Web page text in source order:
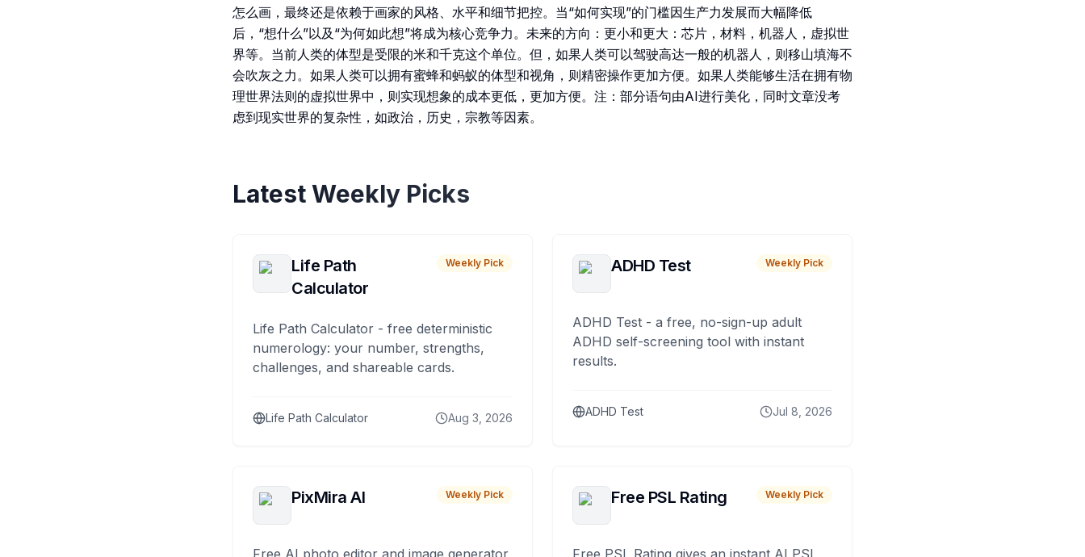
怎么画，最终还是依赖于画家的风格、水平和细节把控。当“如何实现”的门槛因生产力发展而大幅降低
后，“想什么”以及“为何如此想”将成为核心竞争力。未来的方向：更小和更大：芯片，材料，机器人，虚拟世
界等。当前人类的体型是受限的米和千克这个单位。但，如果人类可以驾驶高达一般的机器人，则移山填海不
会吹灰之力。如果人类可以拥有蜜蜂和蚂蚁的体型和视角，则精密操作更加方便。如果人类能够生活在拥有物
理世界法则的虚拟世界中，则实现想象的成本更低，更加方便。注：部分语句由AI进行美化，同时文章没考
虑到现实世界的复杂性，如政治，历史，宗教等因素。
Latest Weekly Picks
Life Path
Calculator
Weekly Pick
Life Path Calculator - free deterministic
numerology: your number, strengths,
challenges, and shareable cards.
Life Path Calculator Aug 3, 2026
ADHD Test Weekly Pick
ADHD Test - a free, no-sign-up adult
ADHD self-screening tool with instant
results.
ADHD Test Jul 8, 2026
PixMira AI Weekly Pick
Free AI photo editor and image generator
Free PSL Rating Weekly Pick
Free PSL Rating gives an instant AI PSL